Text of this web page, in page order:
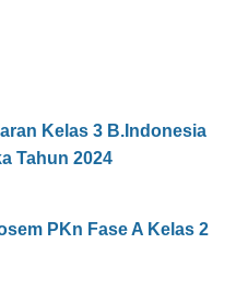
Kelas 3 B.Indonesia
Tahun 2024
PKn Fase A Kelas 2